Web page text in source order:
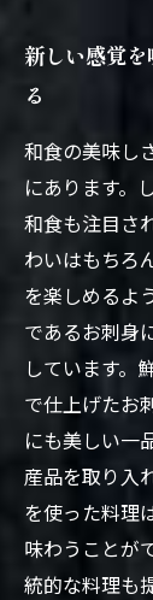
新しい感覚
る
和食の美味し
にあります。
和食も注目さ
わいはもちろ
を楽しめるよ
であるお刺身
しています。
で仕上げたお
にも美しい一
産品を取り入
を使った料理
味わうことが
統的な料理も